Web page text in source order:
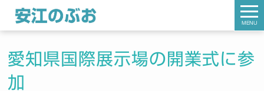
愛知県国際展示場の開業式に参
加
MENU